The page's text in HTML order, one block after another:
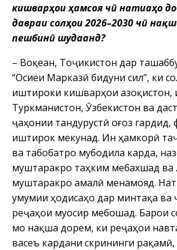
кишварҳои ҳамсоя чӣ натиҷаҳо
давраи солҳои 2026–2030 чӣ
пешбинӣ шудаанд?
– Воқеан, Тоҷикистон дар
“Осиёи Марказӣ бидуни сил”, ки
иштироки кишварҳои Қазоқистон,
Туркманистон, Ӯзбекистон ва
ҷаҳонии тандурустӣ оғоз гардид,
иштирок мекунад. Ин ҳамкорӣ
ва табобатро мубодила карда,
муштаракро таҳким мебахшад ва
муштаракро амалӣ менамояд.
умумии ҳодисаҳо дар минтақа ва
реҷаҳои муосир мебошад. Барои
мо нақша дорем, ки реҷаҳои
васеъ кардани скрининги